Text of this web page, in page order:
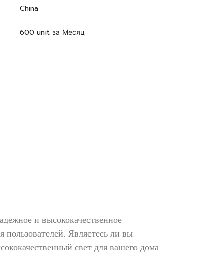
China
600 unit за Месяц